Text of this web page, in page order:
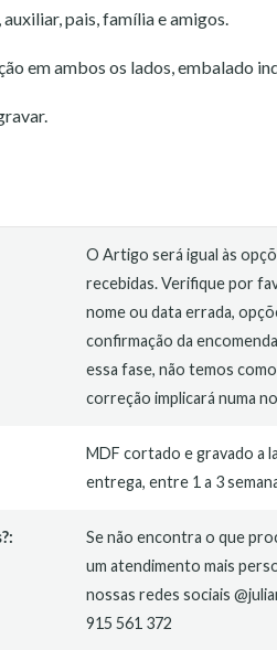
pais, família e amigos.
em ambos os lados, embalado
O Artigo será igual às
recebidas. Verifique por
nome ou data errada,
confirmação da
essa fase, não temos
correção implicará numa
MDF cortado e gravado a
entrega, entre 1 a 3
Se não encontra o que
um atendimento mais
nossas redes sociais
915 561 372